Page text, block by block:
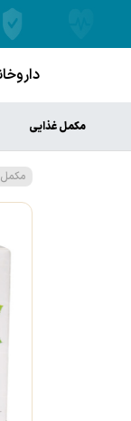
مکمل غذایی